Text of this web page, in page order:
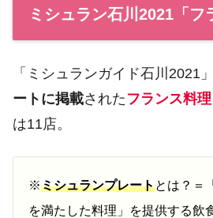
ミシュラン石川2021「フ
「ミシュランガイド石川2021
ートに掲載された フランス料理
は11店。
※ミシュランプレートとは？＝
を満たした料理」を提供する飲